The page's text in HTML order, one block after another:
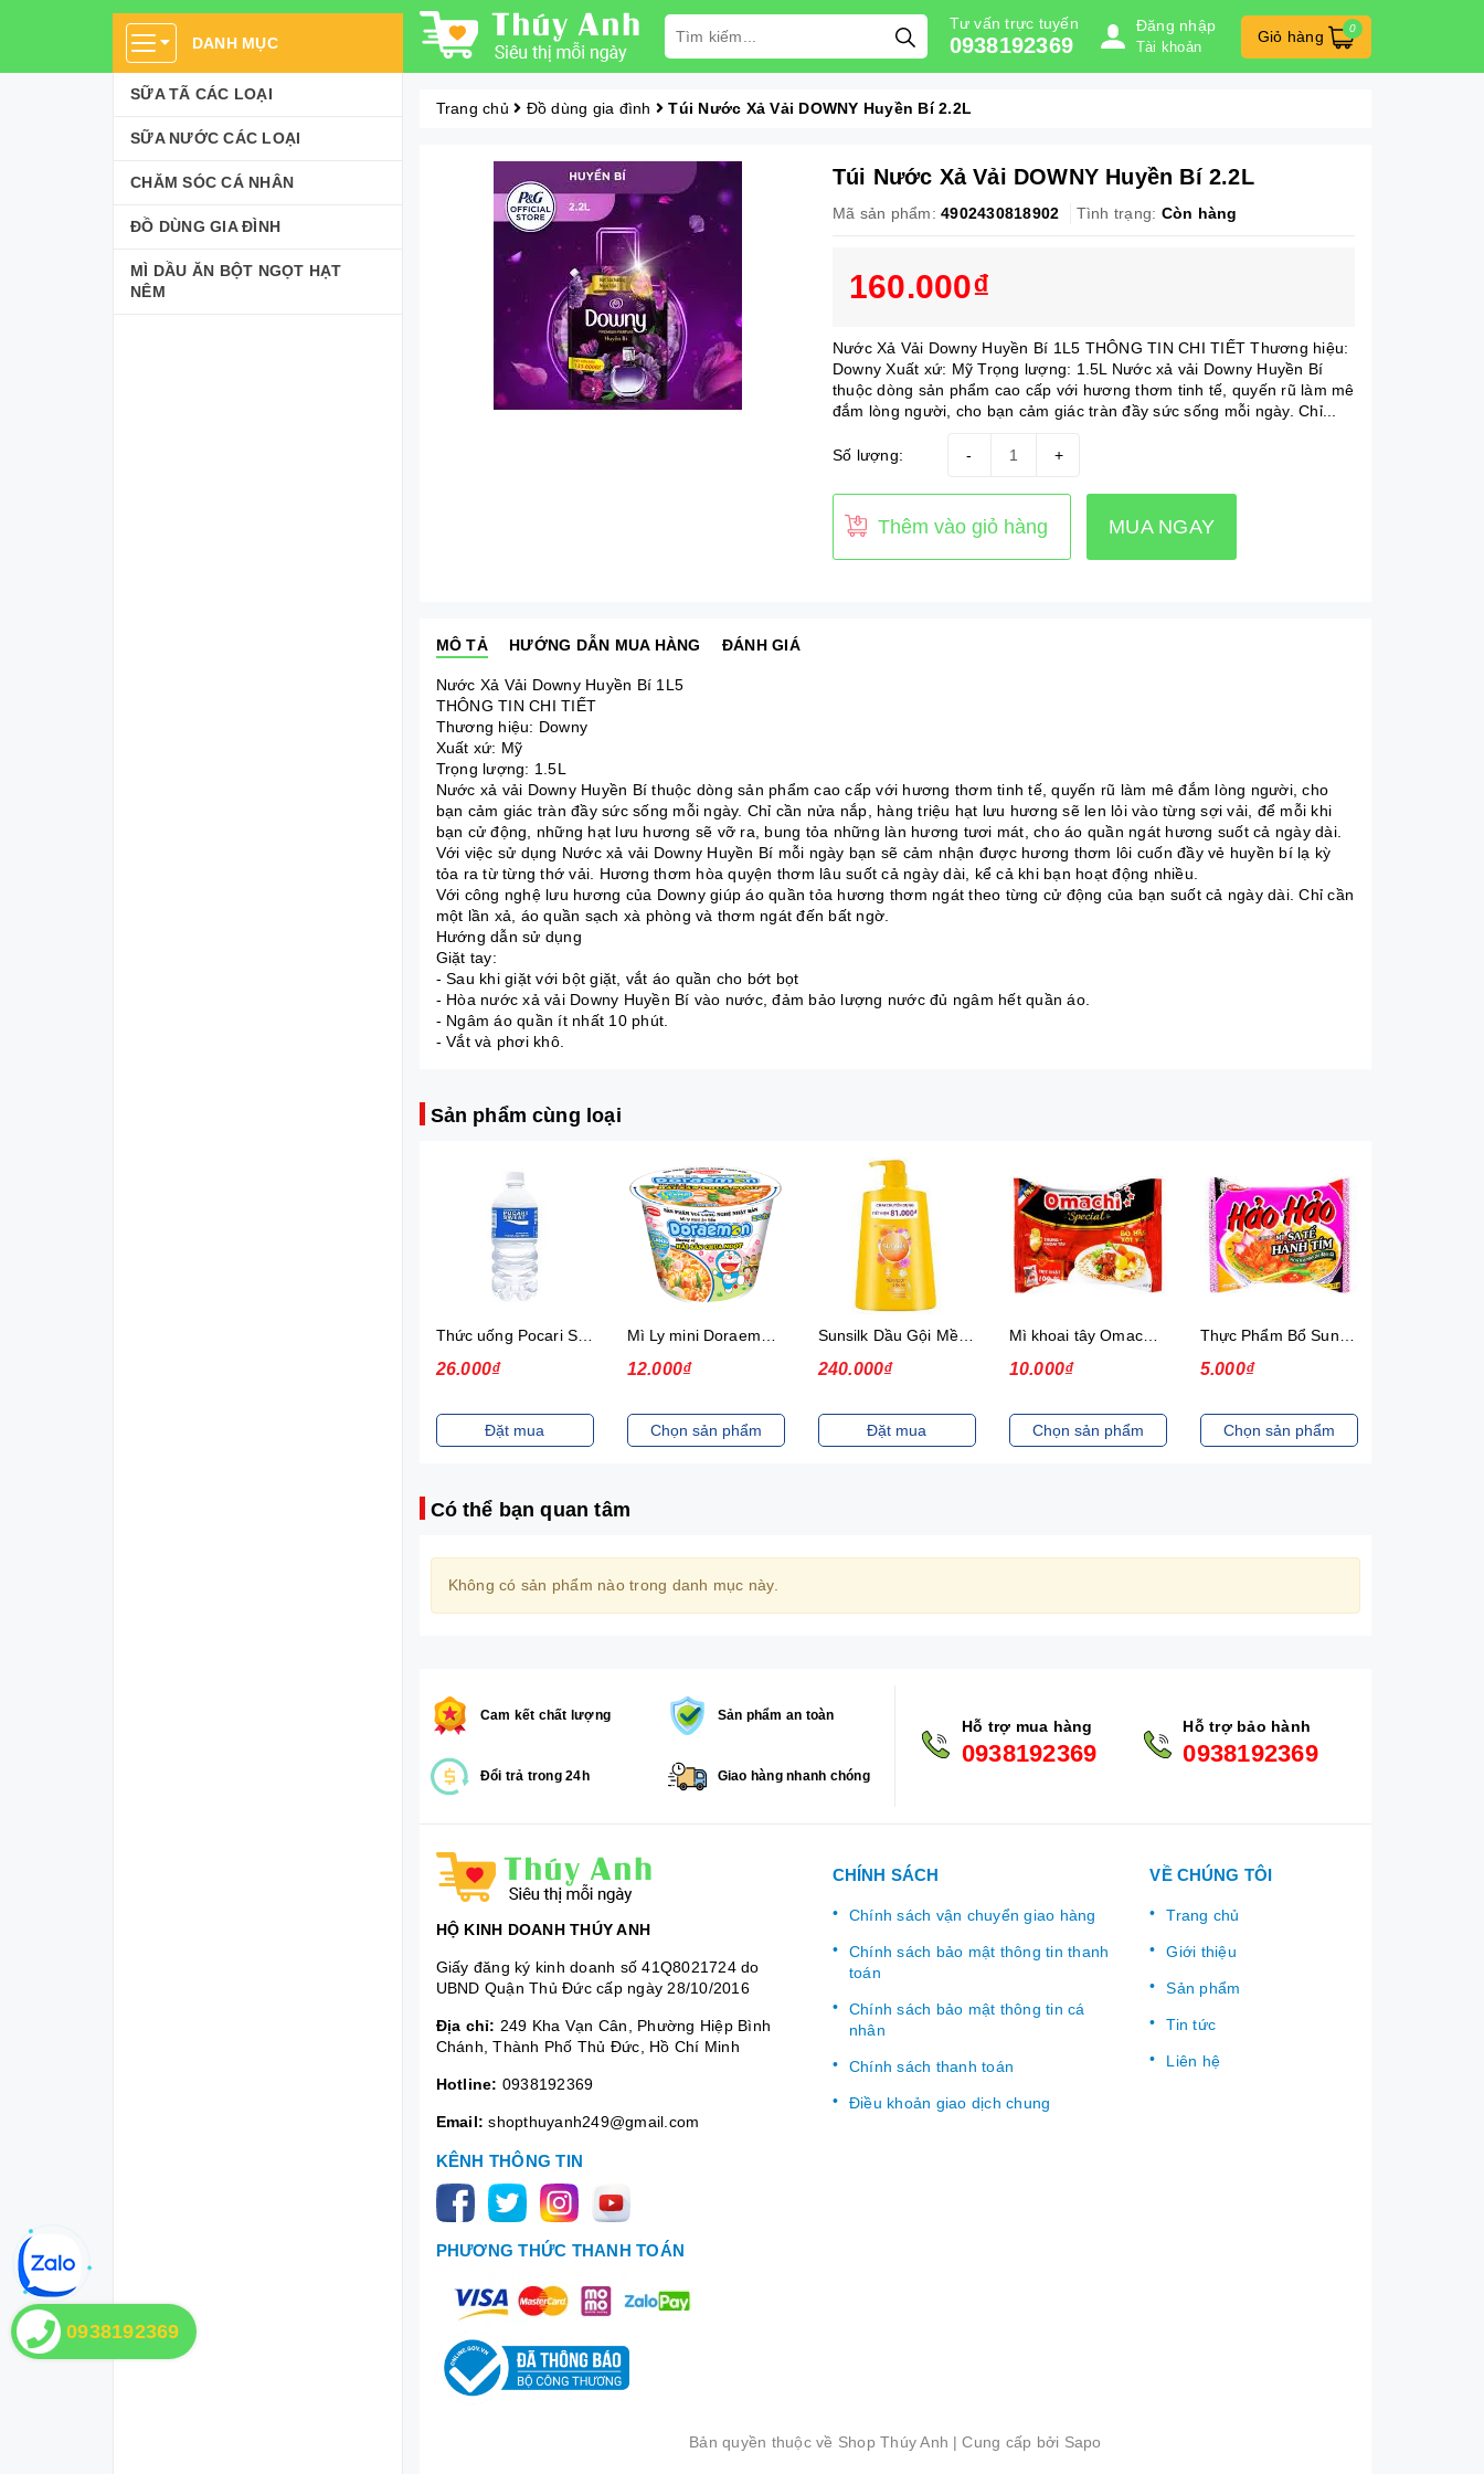
DANH MỤC
SỮA TÃ CÁC LOẠI
SỮA NƯỚC CÁC LOẠI
CHĂM SÓC CÁ NHÂN
ĐỒ DÙNG GIA ĐÌNH
MÌ DẦU ĂN BỘT NGỌT HẠT
NÊM
Tư vấn trực tuyến
0938192369
Đăng nhập
Tài khoản
Giỏ hàng 0
Trang chủ Đồ dùng gia đình Túi Nước Xả Vải DOWNY Huyền Bí 2.2L
Túi Nước Xả Vải DOWNY Huyền Bí 2.2L
Mã sản phẩm: 4902430818902 Tình trạng: Còn hàng
160.000₫
Nước Xả Vải Downy Huyền Bí 1L5 THÔNG TIN CHI TIẾT Thương hiệu:
Downy Xuất xứ: Mỹ Trọng lượng: 1.5L Nước xả vải Downy Huyền Bí
thuộc dòng sản phẩm cao cấp với hương thơm tinh tế, quyến rũ làm mê
đắm lòng người, cho bạn cảm giác tràn đầy sức sống mỗi ngày. Chỉ...
Số lượng: +
-
Thêm vào giỏ hàng MUA NGAY
MÔ TẢ HƯỚNG DẪN MUA HÀNG ĐÁNH GIÁ
Nước Xả Vải Downy Huyền Bí 1L5
THÔNG TIN CHI TIẾT
Thương hiệu: Downy
Xuất xứ: Mỹ
Trọng lượng: 1.5L
Nước xả vải Downy Huyền Bí thuộc dòng sản phẩm cao cấp với hương thơm tinh tế, quyến rũ làm mê đắm lòng người, cho
bạn cảm giác tràn đầy sức sống mỗi ngày. Chỉ cần nửa nắp, hàng triệu hạt lưu hương sẽ len lỏi vào từng sợi vải, để mỗi khi
bạn cử động, những hạt lưu hương sẽ vỡ ra, bung tỏa những làn hương tươi mát, cho áo quần ngát hương suốt cả ngày dài.
Với việc sử dụng Nước xả vải Downy Huyền Bí mỗi ngày bạn sẽ cảm nhận được hương thơm lôi cuốn đầy vẻ huyền bí lạ kỳ
tỏa ra từ từng thớ vải. Hương thơm hòa quyện thơm lâu suốt cả ngày dài, kể cả khi bạn hoạt động nhiều.
Với công nghệ lưu hương của Downy giúp áo quần tỏa hương thơm ngát theo từng cử động của bạn suốt cả ngày dài. Chỉ cần
một lần xả, áo quần sạch xà phòng và thơm ngát đến bất ngờ.
Hướng dẫn sử dụng
Giặt tay:
- Sau khi giặt với bột giặt, vắt áo quần cho bớt bọt
- Hòa nước xả vải Downy Huyền Bí vào nước, đảm bảo lượng nước đủ ngâm hết quần áo.
- Ngâm áo quần ít nhất 10 phút.
- Vắt và phơi khô.
Sản phẩm cùng loại
26.000₫
Đặt mua
12.000₫
Chọn sản phẩm
240.000₫
Đặt mua
Mì khoai tây Omachi Special bò hầm xốt vang gói 92g (có gói thịt thật)
10.000₫
Chọn sản phẩm
5.000₫
Chọn sản phẩm
Có thể bạn quan tâm
Không có sản phẩm nào trong danh mục này.
Cam kết chất lượng Sản phẩm an toàn
Đổi trả trong 24h Giao hàng nhanh chóng
Hỗ trợ mua hàng
0938192369
Hỗ trợ bảo hành
0938192369
HỘ KINH DOANH THÚY ANH
Giấy đăng ký kinh doanh số 41Q8021724 do
UBND Quận Thủ Đức cấp ngày 28/10/2016
Địa chỉ: 249 Kha Vạn Cân, Phường Hiệp Bình
Chánh, Thành Phố Thủ Đức, Hồ Chí Minh
Hotline: 0938192369
Email: shopthuyanh249@gmail.com
KÊNH THÔNG TIN
PHƯƠNG THỨC THANH TOÁN
CHÍNH SÁCH
Chính sách vận chuyển giao hàng
Chính sách bảo mật thông tin thanh
toán
Chính sách bảo mật thông tin cá
nhân
Chính sách thanh toán
Điều khoản giao dịch chung
VỀ CHÚNG TÔI
Trang chủ
Giới thiệu
Sản phẩm
Tin tức
Liên hệ
Bản quyền thuộc về Shop Thúy Anh | Cung cấp bởi Sapo
0938192369